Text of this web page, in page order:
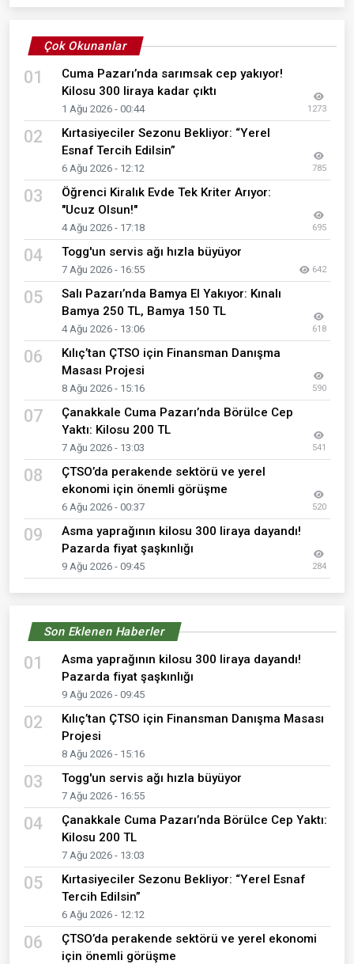
Çok Okunanlar
01
Cuma Pazarı’nda sarımsak cep yakıyor!
Kilosu 300 liraya kadar çıktı
1 Ağu 2026 - 00:44 1273
02
Kırtasiyeciler Sezonu Bekliyor: “Yerel
Esnaf Tercih Edilsin”
6 Ağu 2026 - 12:12 785
03
Öğrenci Kiralık Evde Tek Kriter Arıyor:
"Ucuz Olsun!"
4 Ağu 2026 - 17:18 695
04 Togg'un servis ağı hızla büyüyor
7 Ağu 2026 - 16:55 642
05
Salı Pazarı’nda Bamya El Yakıyor: Kınalı
Bamya 250 TL, Bamya 150 TL
4 Ağu 2026 - 13:06 618
06
Kılıç’tan ÇTSO için Finansman Danışma
Masası Projesi
8 Ağu 2026 - 15:16 590
07
Çanakkale Cuma Pazarı’nda Börülce Cep
Yaktı: Kilosu 200 TL
7 Ağu 2026 - 13:03 541
08
ÇTSO’da perakende sektörü ve yerel
ekonomi için önemli görüşme
6 Ağu 2026 - 00:37 520
09
Asma yaprağının kilosu 300 liraya dayandı!
Pazarda fiyat şaşkınlığı
9 Ağu 2026 - 09:45 284
Son Eklenen Haberler
01
Asma yaprağının kilosu 300 liraya dayandı!
Pazarda fiyat şaşkınlığı
9 Ağu 2026 - 09:45
02
Kılıç’tan ÇTSO için Finansman Danışma Masası
Projesi
8 Ağu 2026 - 15:16
03 Togg'un servis ağı hızla büyüyor
7 Ağu 2026 - 16:55
04
Çanakkale Cuma Pazarı’nda Börülce Cep Yaktı:
Kilosu 200 TL
7 Ağu 2026 - 13:03
05
Kırtasiyeciler Sezonu Bekliyor: “Yerel Esnaf
Tercih Edilsin”
6 Ağu 2026 - 12:12
06
ÇTSO’da perakende sektörü ve yerel ekonomi
için önemli görüşme